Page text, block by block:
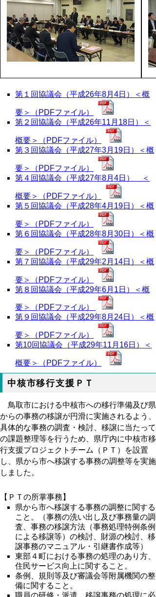
第１回協議会（平成26年8月4日）＜概
要＞（PDFファイル）
第２回協議会（平成26年11月18日）＜
概要＞（PDFファイル）
第３回協議会（平成27年3月19日）＜概
要＞（PDFファイル）
第４回協議会（平成27年8月4日） ＜
概要＞（PDFファイル）
第５回協議会（平成28年4月19日）＜概
要＞（PDFファイル）
第６回協議会（平成28年8月30日）＜概
要＞（PDFファイル）
第７回協議会（平成29年2月14日）＜概
要＞（PDFファイル）
第８回協議会（平成29年6月1日）＜概
要＞（PDFファイル）
第９回協議会（平成29年8月24日）＜概
要＞（PDFファイル）
第10回協議会（平成29年11月16日）＜
概要＞（PDFファイル）
中核市移行支援ＰＴ
鳥取市における中核市への移行準備及び県
からの事務の移譲が円滑に実施されるよう、
具体的な事務の調査・検討、移譲に当たって
の課題整理等を行うため、県庁内に中核市移
行支援プロジェクトチーム（ＰＴ）を設置
し、県から市へ移譲する事務の調整等を実施
しました。
【ＰＴの所掌事務】
県から市へ移譲する事務の調整に関する
こと。（事務の洗い出し及び事務量の調
査、事務の移譲方法（事務処理特例条例
による移譲等）の検討、財源の検討、移
譲事務のマニュアル・引継書作成等）
東部４町における事務の処理のあり方、
住民サービス向上に関すること。
条例、規則等及び審議会等附属機関の整
備に関すること。
職員の研修・派遣、移譲事務の処理に必